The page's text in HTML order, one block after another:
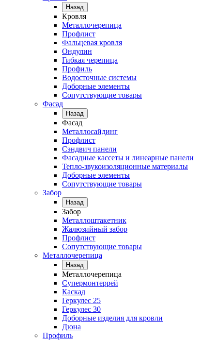
Назад
Кровля
Металлочерепица
Профлист
Фальцевая кровля
Ондулин
Гибкая черепица
Профиль
Водосточные системы
Доборные элементы
Сопутствующие товары
Фасад
Назад
Фасад
Металлосайдинг
Профлист
Сэндвич панели
Фасадные кассеты и линеарные панели
Тепло-звукоизоляционные материалы
Доборные элементы
Сопутствующие товары
Забор
Назад
Забор
Металлоштакетник
Жалюзийный забор
Профлист
Сопутствующие товары
Металлочерепица
Назад
Металлочерепица
Супермонтеррей
Каскад
Геркулес 25
Геркулес 30
Доборные изделия для кровли
Дюна
Профиль